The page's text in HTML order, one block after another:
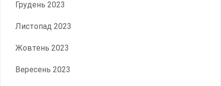
Грудень 2023
Листопад 2023
Жовтень 2023
Вересень 2023